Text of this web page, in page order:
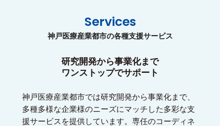
Services
神戸医療産業都市の各種支援サービス
研究開発から事業化まで
ワンストップでサポート
神戸医療産業都市では研究開発から事業化まで、
多種多様な企業様のニーズにマッチした多彩な支
援サービスを提供しています。専任のコーディネ